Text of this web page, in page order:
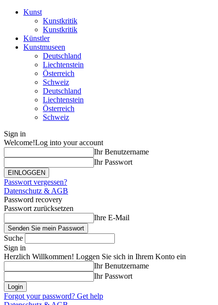
Kunst
Kunstkritik
Kunstkritik
Künstler
Kunstmuseen
Deutschland
Liechtenstein
Österreich
Schweiz
Deutschland
Liechtenstein
Österreich
Schweiz
Sign in
Welcome!Log into your account
Ihr Benutzername
Ihr Passwort
Passwort vergessen?
Datenschutz & AGB
Password recovery
Passwort zurücksetzen
Ihre E-Mail
Suche
Sign in
Herzlich Willkommen! Loggen Sie sich in Ihrem Konto ein
Ihr Benutzername
Ihr Passwort
Forgot your password? Get help